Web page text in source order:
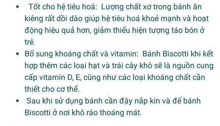
Tốt cho hệ tiêu hoá: Lượng chất xơ trong bánh ăn
kiêng rất dồi dào giúp hệ tiêu hoá khoẻ mạnh và hoạt
động hiệu quả hơn, giảm thiểu hiện tượng táo bón ở
trẻ.
Bổ sung khoáng chất và vitamin: Bánh Biscotti khi kết
hợp thêm các loại hạt và trái cây khô sẽ là nguồn cung
cấp vitamin D, E, cũng như các loại khoáng chất cần
thiết cho cơ thể.
Sau khi sử dụng bánh cần đậy nắp kín và để bánh
Biscotti ở nơi khô ráo thoáng mát.